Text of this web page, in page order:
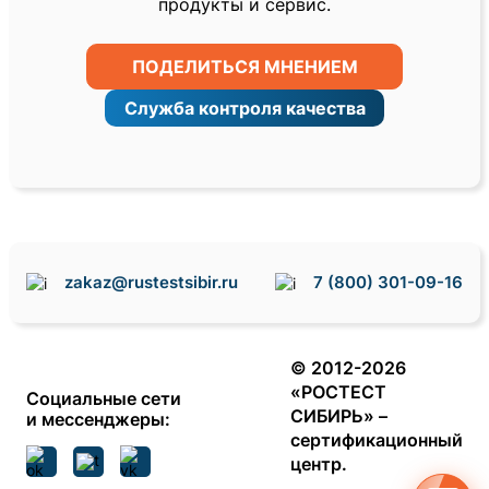
ПОДЕЛИТЬСЯ МНЕНИЕМ
Служба контроля качества
zakaz@rustestsibir.ru 7 (800) 301-09-16
Социальные сети
и мессенджеры:
© 2012-2026
«РОСТЕСТ
СИБИРЬ» –
сертификационный
центр.